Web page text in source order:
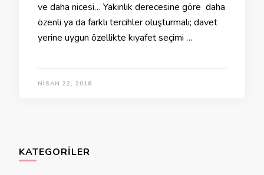
ve daha nicesi… Yakınlık derecesine göre daha
özenli ya da farklı tercihler oluşturmalı; davet
yerine uygun özellikte kıyafet seçimi …
NISAN 22, 2016
KATEGORILER